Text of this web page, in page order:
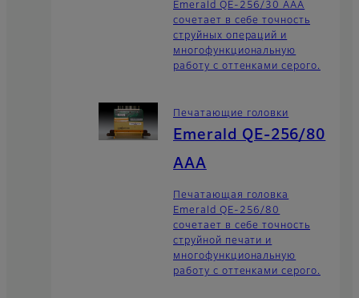
Emerald QE-256/30 AAA
сочетает в себе точность
струйных операций и
многофункциональную
работу с оттенками серого.
Печатающие головки
Emerald QE-256/80
AAA
Печатающая головка
Emerald QE-256/80
сочетает в себе точность
струйной печати и
многофункциональную
работу с оттенками серого.